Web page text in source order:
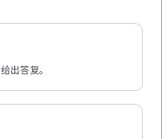
出答复。